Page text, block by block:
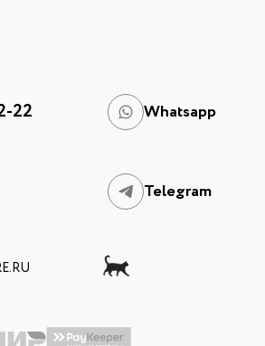
22 Whatsapp
Telegram